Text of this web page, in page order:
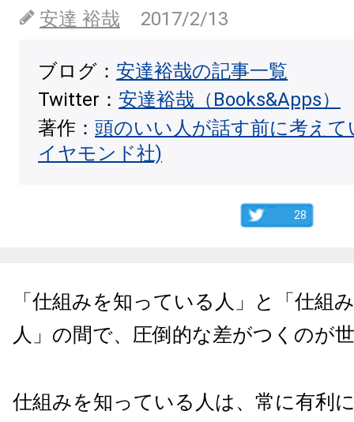
安達 裕哉
2017/2/13
ブログ： 安達裕哉の記事一覧
Twitter： 安達裕哉（Books&Apps）
著作： 頭のいい人が話す前に考え
イヤモンド社)
28
「仕組みを知っている人」と「仕組
人」の間で、圧倒的な差がつくのが
仕組みを知っている人は、常に有利